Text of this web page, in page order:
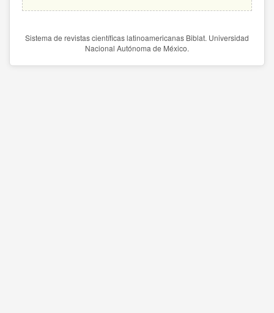
Sistema de revistas científicas latinoamericanas Biblat. Universidad
Nacional Autónoma de México.